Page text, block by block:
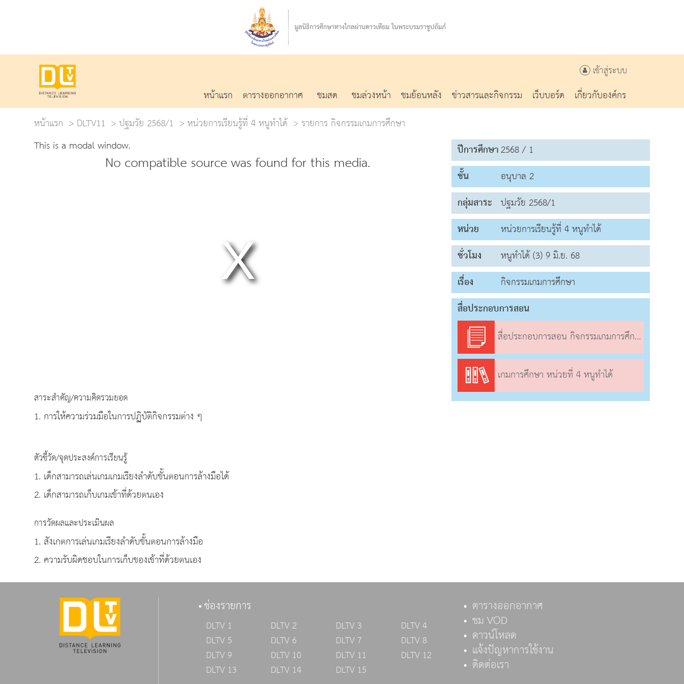
เข้าสู่ระบบ
หน้าแรก ตารางออกอากาศ ชมสด ชมล่วงหน้า ชมย้อนหลัง ข่าวสารและกิจกรรม เว็บบอร์ด
เกี่ยวกับองค์กร
หน้าแรก
DLTV11 ปฐมวัย 2568/1 หน่วยการเรียนรู้ที่ 4 หนูทำได้
รายการ กิจกรรมเกมการศึกษา
This is a modal window.
No compatible source was found for this media.
สาระสำคัญ/ความคิดรวมยอด
1. การให้ความร่วมมือในการปฏิบัติกิจกรรมต่าง ๆ
ตัวชี้วัด/จุดประสงค์การเรียนรู้
1. เด็กสามารถเล่นเกมเกมเรียงลำดับขั้นตอนการล้างมือได้
2. เด็กสามารถเก็บเกมเข้าที่ด้วยตนเอง
การวัดผลและประเมินผล
1. สังเกตการเล่นเกมเรียงลำดับขั้นตอนการล้างมือ
2. ความรับผิดชอบในการเก็บของเข้าที่ด้วยตนเอง
ปีการศึกษา2568 / 1
ชั้น
อนุบาล 2
กลุ่มสาระ ปฐมวัย 2568/1
หน่วย
หน่วยการเรียนรู้ที่ 4 หนูทำได้
ชั่วโมง
หนูทำได้ (3) 9 มิ.ย. 68
เรื่อง
กิจกรรมเกมการศึกษา
สื่อประกอบการสอน
สื่อประกอบการสอน กิจกรรมเกมการศึกษา
เกมการศึกษา หน่วยที่ 4 หนูทำได้
ช่องรายการ
DLTV 1 DLTV 2 DLTV 3
DLTV 4
DLTV 5
DLTV 6 DLTV 7
DLTV 8
DLTV 9
DLTV 10 DLTV 11
DLTV 12
DLTV 13
DLTV 14 DLTV 15
ตารางออกอากาศ
ชม VOD
ดาวน์โหลด
แจ้งปัญหาการใช้งาน
ติดต่อเรา